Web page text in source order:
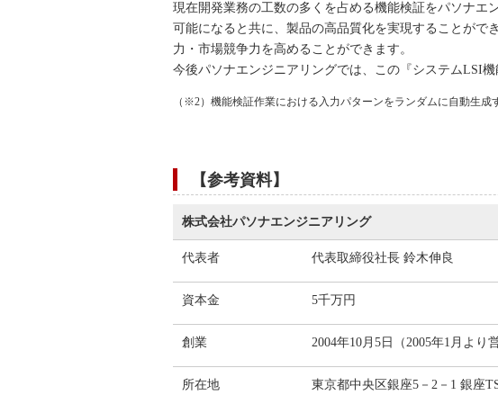
現在開発業務の工数の多くを占める機能検証をパソナエ
可能になると共に、製品の高品質化を実現することがで
力・市場競争力を高めることができます。
今後パソナエンジニアリングでは、この『システムLSI
（※2）機能検証作業における入力パターンをランダムに自動生
【参考資料】
株式会社パソナエンジニアリング
代表者 代表取締役社長 鈴木伸良
資本金 5千万円
創業 2004年10月5日（2005年1月より
所在地 東京都中央区銀座5－2－1 銀座